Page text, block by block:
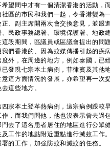
望間中才有一個清潔香港的活動，
區的市民和我們一起，令香港變為
、副主席開兩次會交換意見，並跟
民政事務總署、環境保護署、地政
段期間，區議員或區議會提出的問
們香港的、因為蚊媒傳播引起的疾
外，在周邊的地方，例如泰國，已
發現七宗本土病例，菲律賓及其他
這方面情況的發展，亦希望再一次
這些地方。
本土登革熱病例，這宗病例跟較
，而我們問他，他也沒表示曾去過
去了這名患者居住的地區進行公眾
工作的地點附近重點進行滅蚊工作
的工作，加強防蚊和滅蚊的任務。